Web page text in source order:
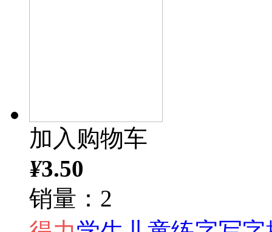
加入购物车
¥3.50
销量：2